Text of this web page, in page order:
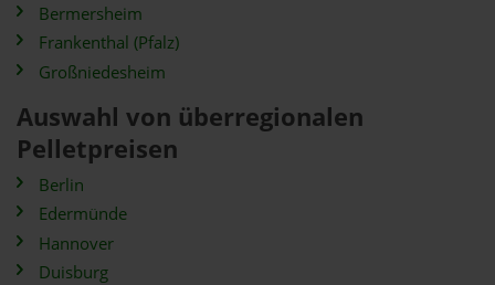
Bermersheim
Frankenthal (Pfalz)
Großniedesheim
Auswahl von überregionalen
Pelletpreisen
Berlin
Edermünde
Hannover
Duisburg